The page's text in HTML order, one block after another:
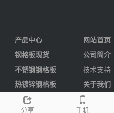
分享 手机
产品中心
钢格板现货
不锈钢钢格板
热镀锌钢格板
网站首页
公司简介
技术支持
关于我们